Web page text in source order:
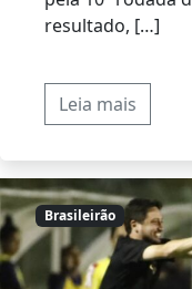
resultado, […]
Leia mais
Brasileirão